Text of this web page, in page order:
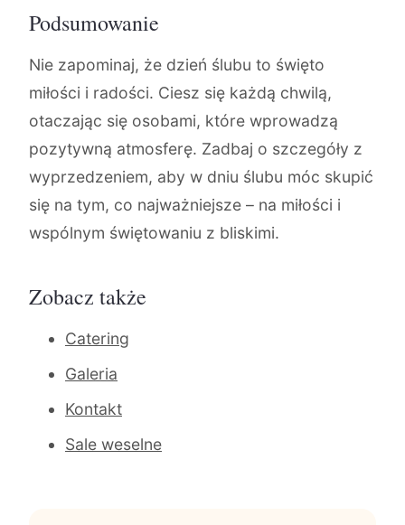
Podsumowanie
Nie zapominaj, że dzień ślubu to święto
miłości i radości. Ciesz się każdą chwilą,
otaczając się osobami, które wprowadzą
pozytywną atmosferę. Zadbaj o szczegóły z
wyprzedzeniem, aby w dniu ślubu móc skupić
się na tym, co najważniejsze – na miłości i
wspólnym świętowaniu z bliskimi.
Zobacz także
Catering
Galeria
Kontakt
Sale weselne